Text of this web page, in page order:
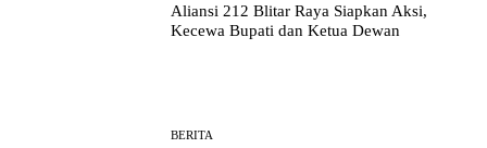
Aliansi 212 Blitar Raya Siapkan Aksi,
Kecewa Bupati dan Ketua Dewan
BERITA